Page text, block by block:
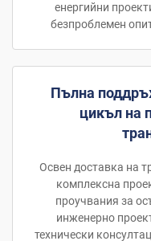
енергийни
безпроблемен
Пълна
цикъл на
Освен доставка на
комплексна
проучвания за
инженерно
технически